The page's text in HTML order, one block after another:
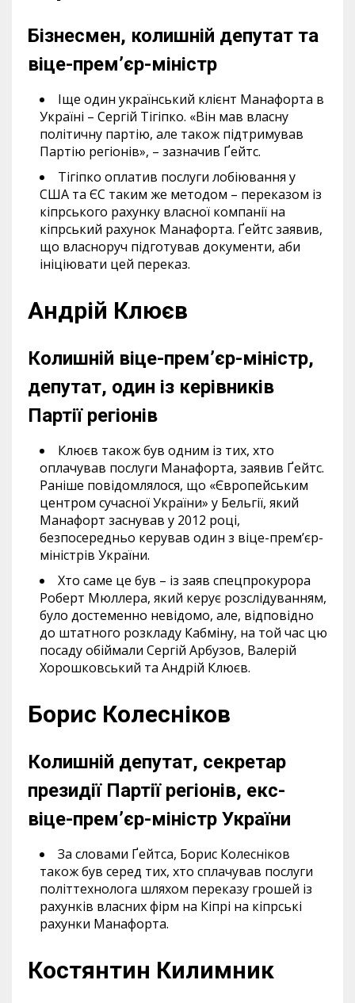
Бізнесмен, колишній депутат та
віце-прем’єр-міністр
Іще один український клієнт Манафорта в
Україні – Сергій Тігіпко. «Він мав власну
політичну партію, але також підтримував
Партію регіонів», – зазначив Ґейтс.
Тігіпко оплатив послуги лобіювання у
США та ЄС таким же методом – переказом із
кіпрського рахунку власної компанії на
кіпрський рахунок Манафорта. Ґейтс заявив,
що власноруч підготував документи, аби
ініціювати цей переказ.
Андрій Клюєв
Колишній віце-прем’єр-міністр,
депутат, один із керівників
Партії регіонів
Клюєв також був одним із тих, хто
оплачував послуги Манафорта, заявив Ґейтс.
Раніше повідомлялося, що «Європейським
центром сучасної України» у Бельгії, який
Манафорт заснував у 2012 році,
безпосередньо керував один з віце-прем’єр-
міністрів України.
Хто саме це був – із заяв спецпрокурора
Роберт Мюллера, який керує розслідуванням,
було достеменно невідомо, але, відповідно
до штатного розкладу Кабміну, на той час цю
посаду обіймали Сергій Арбузов, Валерій
Хорошковський та Андрій Клюєв.
Борис Колесніков
Колишній депутат, секретар
президії Партії регіонів, екс-
віце-прем’єр-міністр України
За словами Ґейтса, Борис Колесніков
також був серед тих, хто сплачував послуги
політтехнолога шляхом переказу грошей із
рахунків власних фірм на Кіпрі на кіпрські
рахунки Манафорта.
Костянтин Килимник